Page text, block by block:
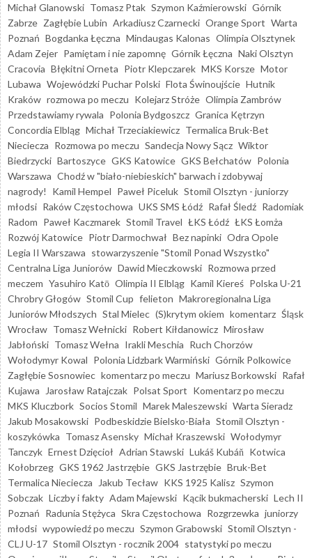
Michał Glanowski Tomasz Ptak Szymon Kaźmierowski Górnik
Zabrze Zagłębie Lubin Arkadiusz Czarnecki Orange Sport Warta
Poznań Bogdanka Łęczna Mindaugas Kalonas Olimpia Olsztynek
Adam Zejer Pamiętam i nie zapomnę Górnik Łęczna Naki Olsztyn
Cracovia Błękitni Orneta Piotr Klepczarek MKS Korsze Motor
Lubawa Wojewódzki Puchar Polski Flota Świnoujście Hutnik
Kraków rozmowa po meczu Kolejarz Stróże Olimpia Zambrów
Przedstawiamy rywala Polonia Bydgoszcz Granica Kętrzyn
Concordia Elbląg Michał Trzeciakiewicz Termalica Bruk-Bet
Nieciecza Rozmowa po meczu Sandecja Nowy Sącz Wiktor
Biedrzycki Bartoszyce GKS Katowice GKS Bełchatów Polonia
Warszawa Chodź w "biało-niebieskich" barwach i zdobywaj
nagrody!
Kamil Hempel Paweł Piceluk Stomil Olsztyn - juniorzy
młodsi Raków Częstochowa UKS SMS Łódź Rafał Śledź Radomiak
Radom Paweł Kaczmarek Stomil Travel ŁKS Łódź ŁKS Łomża
Rozwój Katowice Piotr Darmochwał Bez napinki Odra Opole
Legia II Warszawa stowarzyszenie "Stomil Ponad Wszystko"
Centralna Liga Juniorów Dawid Mieczkowski Rozmowa przed
meczem Yasuhiro Katō Olimpia II Elbląg Kamil Kiereś Polska U-21
Chrobry Głogów Stomil Cup felieton Makroregionalna Liga
Juniorów Młodszych Stal Mielec (S)krytym okiem komentarz Śląsk
Wrocław Tomasz Wełnicki Robert Kiłdanowicz Mirosław
Jabłoński Tomasz Wełna Irakli Meschia Ruch Chorzów
Wołodymyr Kowal Polonia Lidzbark Warmiński Górnik Polkowice
Zagłębie Sosnowiec komentarz po meczu Mariusz Borkowski Rafał
Kujawa
Jarosław Ratajczak Polsat Sport Komentarz po meczu
MKS Kluczbork Socios Stomil Marek Maleszewski Warta Sieradz
Jakub Mosakowski Podbeskidzie Bielsko-Biała Stomil Olsztyn -
koszykówka Tomasz Asensky Michał Kraszewski Wołodymyr
Tanczyk Ernest Dzięcioł Adrian Stawski Lukáš Kubáň Kotwica
Kołobrzeg GKS 1962 Jastrzębie GKS Jastrzębie Bruk-Bet
Termalica Nieciecza
Jakub Tecław KKS 1925 Kalisz Szymon
Sobczak Liczby i fakty Adam Majewski Kącik bukmacherski Lech II
Poznań Radunia Stężyca Skra Częstochowa Rozgrzewka juniorzy
młodsi wypowiedź po meczu Szymon Grabowski Stomil Olsztyn -
CLJ U-17 Stomil Olsztyn - rocznik 2004 statystyki po meczu